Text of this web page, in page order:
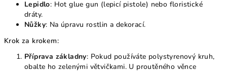
Lepidlo: Hot glue gun (lepicí pistole) nebo floristické
dráty.
Nůžky: Na úpravu rostlin a dekorací.
Krok za krokem:
Příprava základny: Pokud používáte polystyrenový kruh,
obalte ho zelenými větvičkami. U proutěného věnce